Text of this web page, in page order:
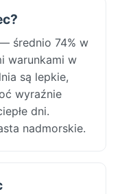
średnio 74% w
warunkami w
są lepkie,
wyraźnie
dni.
nadmorskie.